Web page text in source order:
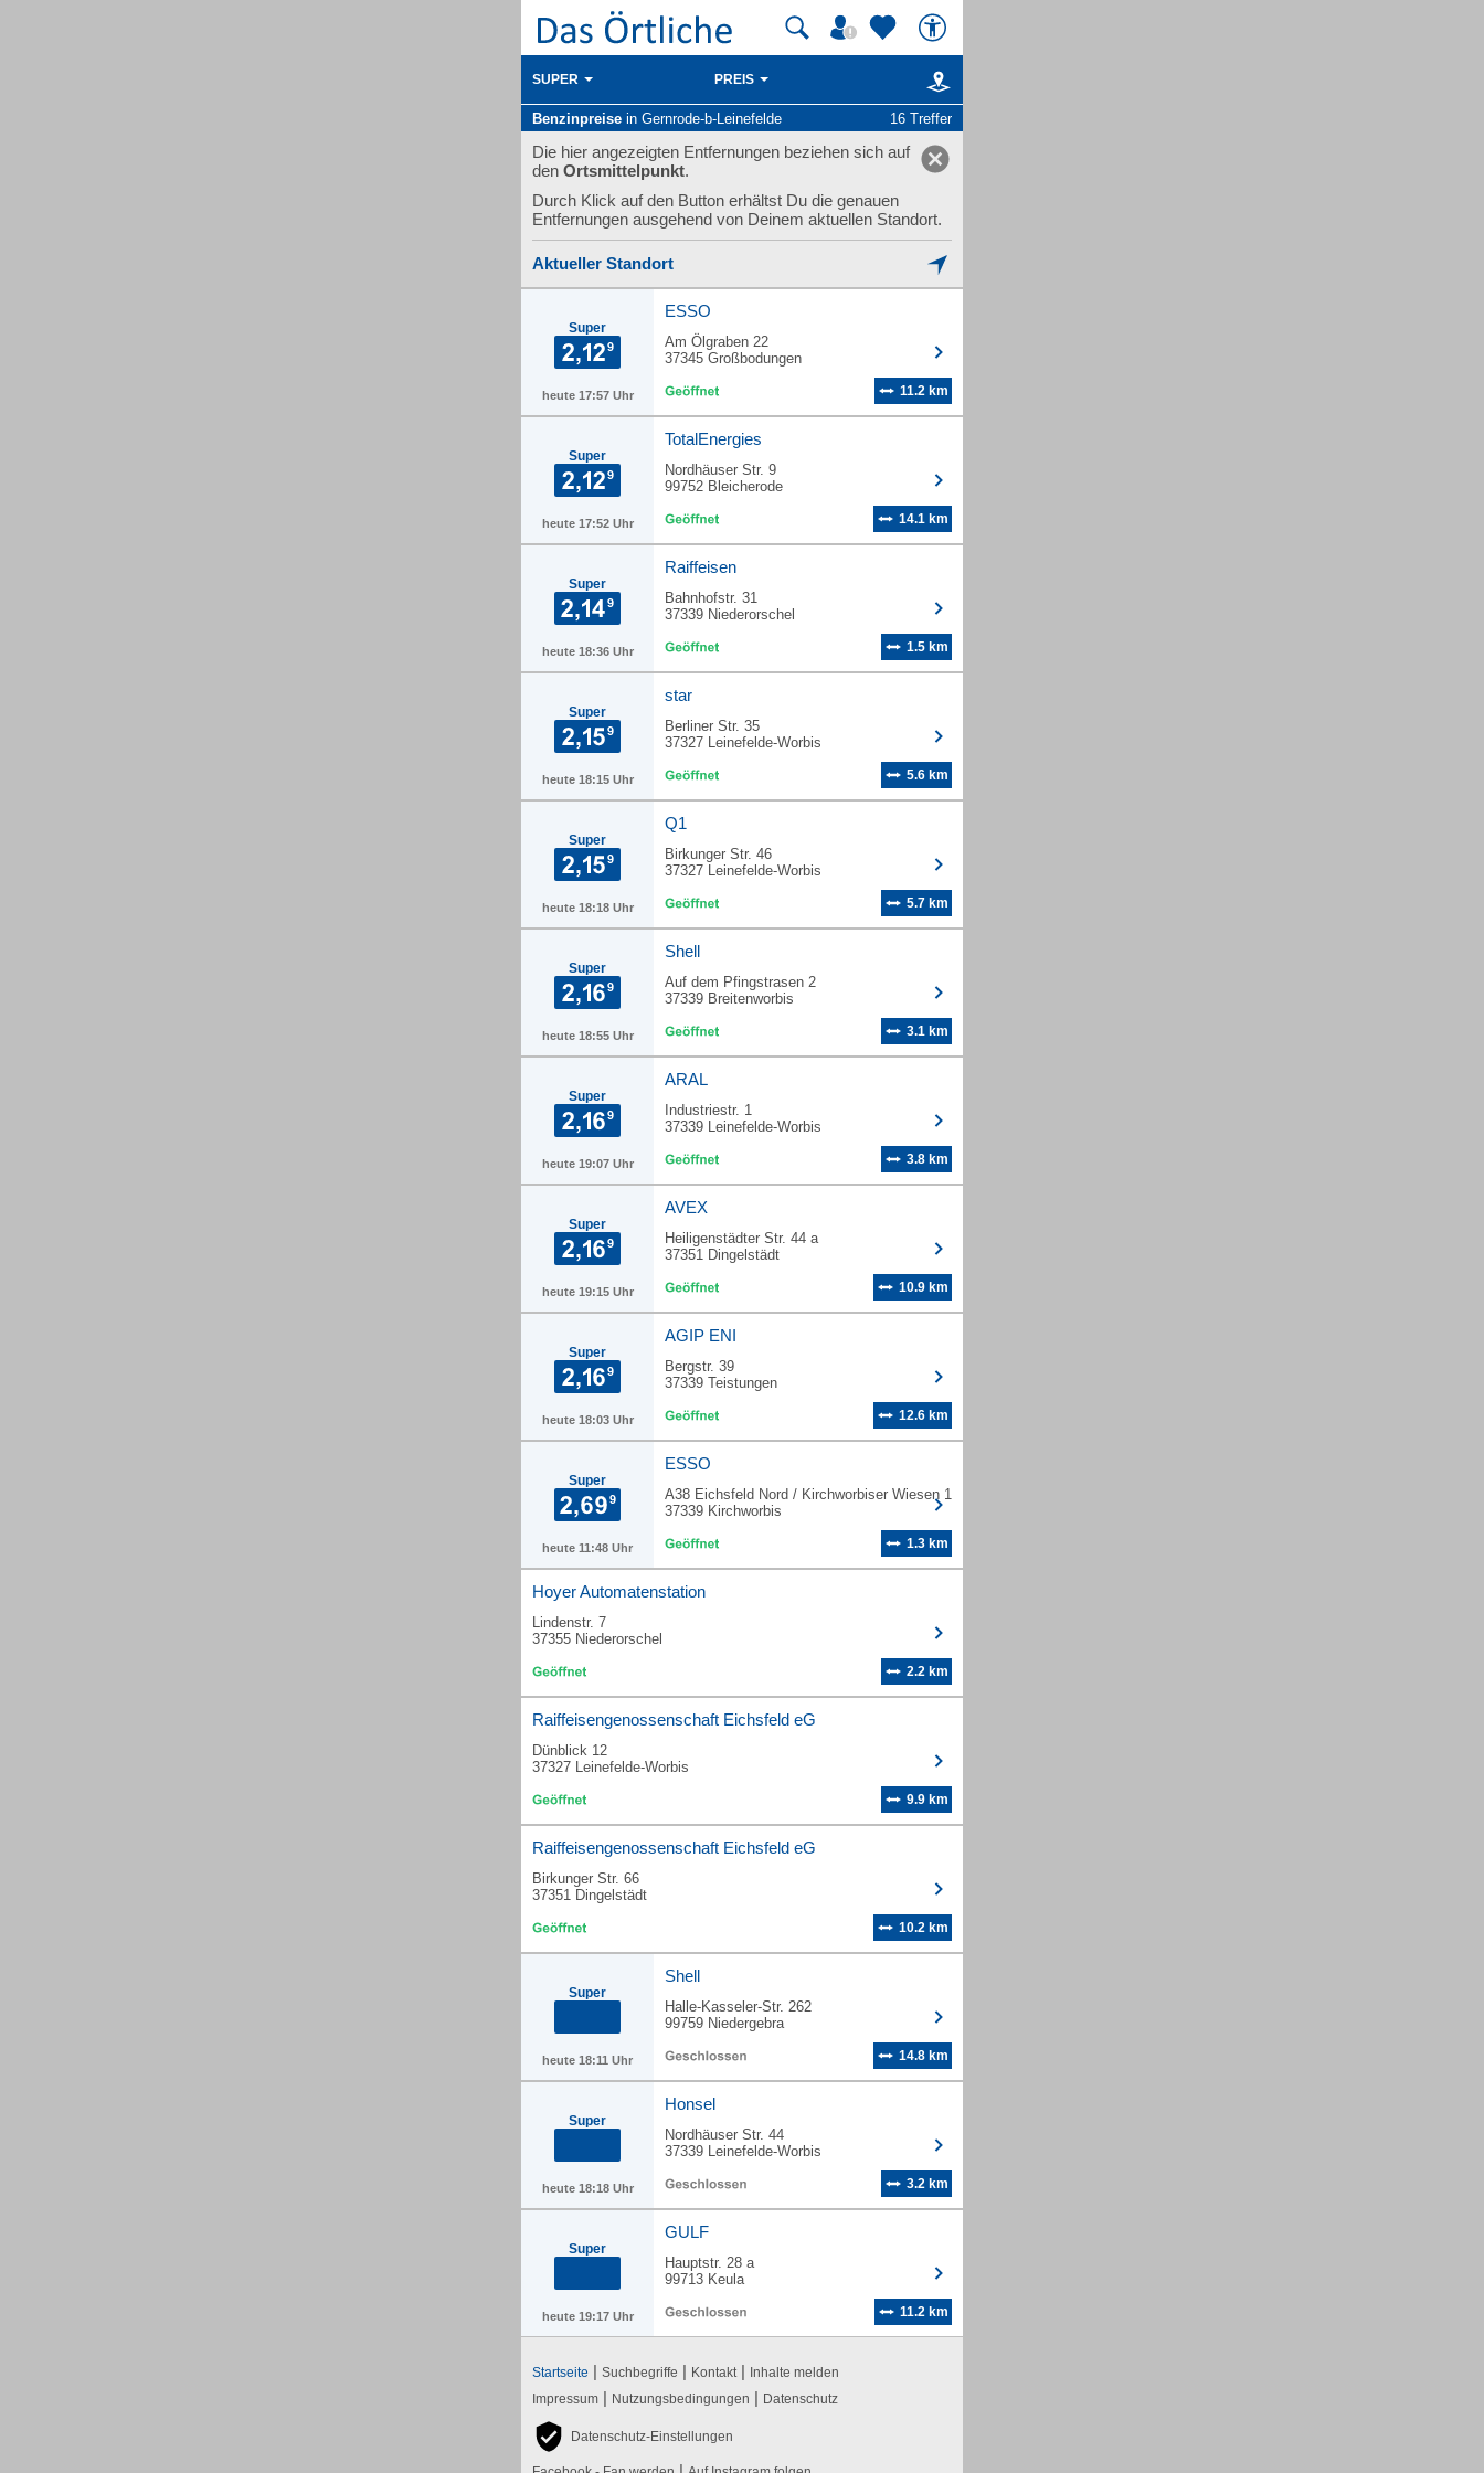
SUPER PREIS
Benzinpreise in Gernrode-b-Leinefelde 16 Treffer
Die hier angezeigten Entfernungen beziehen sich auf
den Ortsmittelpunkt.
Durch Klick auf den Button erhältst Du die genauen
Entfernungen ausgehend von Deinem aktuellen Standort.
Aktueller Standort
Super
heute 17:57 Uhr
ESSO
Am Ölgraben 22
37345 Großbodungen
11.2 km
Super
heute 17:52 Uhr
TotalEnergies
Nordhäuser Str. 9
99752 Bleicherode
14.1 km
Super
heute 18:36 Uhr
Raiffeisen
Bahnhofstr. 31
37339 Niederorschel
1.5 km
Super
heute 18:15 Uhr
star
Berliner Str. 35
37327 Leinefelde-Worbis
5.6 km
Super
heute 18:18 Uhr
Q1
Birkunger Str. 46
37327 Leinefelde-Worbis
5.7 km
Super
heute 18:55 Uhr
Shell
Auf dem Pfingstrasen 2
37339 Breitenworbis
3.1 km
Super
heute 19:07 Uhr
ARAL
Industriestr. 1
37339 Leinefelde-Worbis
3.8 km
Super
heute 19:15 Uhr
AVEX
Heiligenstädter Str. 44 a
37351 Dingelstädt
10.9 km
Super
heute 18:03 Uhr
AGIP ENI
Bergstr. 39
37339 Teistungen
12.6 km
Super
heute 11:48 Uhr
ESSO
A38 Eichsfeld Nord / Kirchworbiser Wiesen 1
37339 Kirchworbis
1.3 km
Hoyer Automatenstation
Lindenstr. 7
37355 Niederorschel
2.2 km
Raiffeisengenossenschaft Eichsfeld eG
Dünblick 12
37327 Leinefelde-Worbis
9.9 km
Raiffeisengenossenschaft Eichsfeld eG
Birkunger Str. 66
37351 Dingelstädt
10.2 km
Super
heute 18:11 Uhr
Shell
Halle-Kasseler-Str. 262
99759 Niedergebra
14.8 km
Super
heute 18:18 Uhr
Honsel
Nordhäuser Str. 44
37339 Leinefelde-Worbis
3.2 km
Super
heute 19:17 Uhr
GULF
Hauptstr. 28 a
99713 Keula
11.2 km
Startseite | Suchbegriffe | Kontakt | Inhalte melden
Impressum | Nutzungsbedingungen | Datenschutz
Datenschutz-Einstellungen